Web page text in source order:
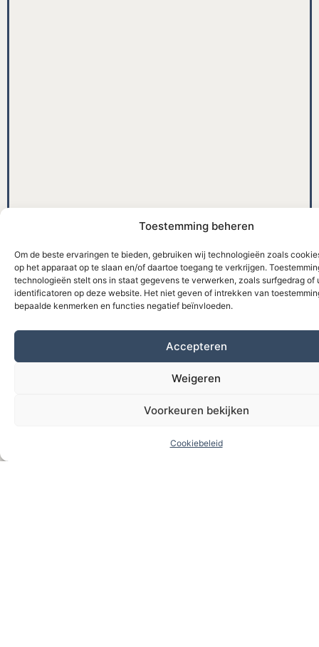
Toestemming beheren
Om de beste ervaringen te bieden, gebruiken wij technologieën zoals
op het apparaat op te slaan en/of daartoe toegang te verkrijgen.
technologieën stelt ons in staat gegevens te verwerken, zoals surfgedrag of
identificatoren op deze website. Het niet geven of intrekken van
bepaalde kenmerken en functies negatief beïnvloeden.
Accepteren
Weigeren
Voorkeuren bekijken
Cookiebeleid